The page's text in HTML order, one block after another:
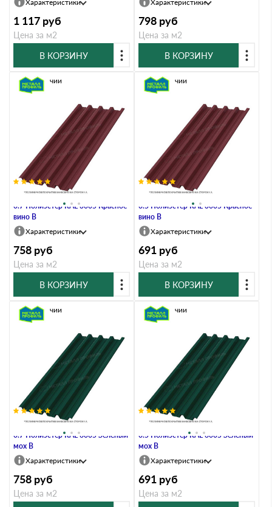
Характеристики
1 117 руб
Цена за м2
В КОРЗИНУ
Характеристики
798 руб
Цена за м2
В КОРЗИНУ
Профлист Металл Профиль Н60
0.7 Полиэстер RAL 3005 Красное
вино B
В наличии
Характеристики
758 руб
Цена за м2
В КОРЗИНУ
Профлист Металл Профиль Н60
0.5 Полиэстер RAL 3005 Красное
вино B
В наличии
Характеристики
691 руб
Цена за м2
В КОРЗИНУ
Профлист Металл Профиль Н60
0.7 Полиэстер RAL 6005 Зеленый
мох B
В наличии
Характеристики
758 руб
Цена за м2
Профлист Металл Профиль Н60
0.5 Полиэстер RAL 6005 Зеленый
мох B
В наличии
Характеристики
691 руб
Цена за м2